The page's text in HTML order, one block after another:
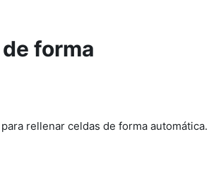
forma
rellenar celdas de forma automática.